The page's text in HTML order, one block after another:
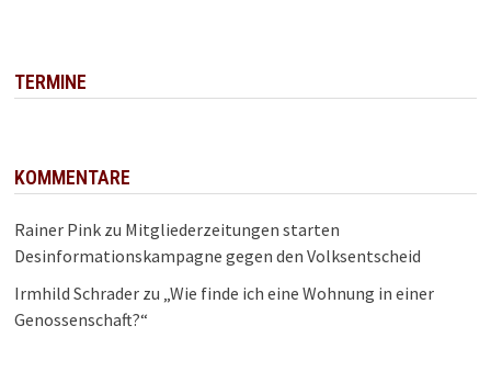
TERMINE
KOMMENTARE
Rainer Pink zu Mitgliederzeitungen starten
Desinformationskampagne gegen den Volksentscheid
Irmhild Schrader zu „Wie finde ich eine Wohnung in einer
Genossenschaft?“